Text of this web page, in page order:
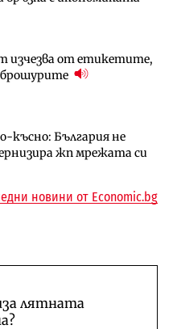
изчезва от етикетите,
късно: България не
жп мрежата си
„Марица изток 2“
ще работи само още
ако сушата продължи
строи огромен
отбранителен център в
редки болести
на обществените
новини от Economic.bg
лятната